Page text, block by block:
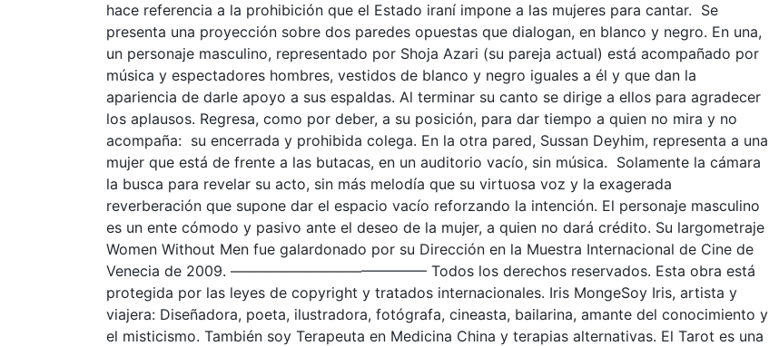
hace referencia a la prohibición que el Estado iraní impone a las mujeres para cantar. Se
presenta una proyección sobre dos paredes opuestas que dialogan, en blanco y negro. En una,
un personaje masculino, representado por Shoja Azari (su pareja actual) está acompañado por
música y espectadores hombres, vestidos de blanco y negro iguales a él y que dan la
apariencia de darle apoyo a sus espaldas. Al terminar su canto se dirige a ellos para agradecer
los aplausos. Regresa, como por deber, a su posición, para dar tiempo a quien no mira y no
acompaña: su encerrada y prohibida colega. En la otra pared, Sussan Deyhim, representa a una
mujer que está de frente a las butacas, en un auditorio vacío, sin música. Solamente la cámara
la busca para revelar su acto, sin más melodía que su virtuosa voz y la exagerada
reverberación que supone dar el espacio vacío reforzando la intención. El personaje masculino
es un ente cómodo y pasivo ante el deseo de la mujer, a quien no dará crédito. Su largometraje
Women Without Men fue galardonado por su Dirección en la Muestra Internacional de Cine de
Venecia de 2009. —————————————– Todos los derechos reservados. Esta obra está
protegida por las leyes de copyright y tratados internacionales. Iris MongeSoy Iris, artista y
viajera: Diseñadora, poeta, ilustradora, fotógrafa, cineasta, bailarina, amante del conocimiento y
el misticismo. También soy Terapeuta en Medicina China y terapias alternativas. El Tarot es una